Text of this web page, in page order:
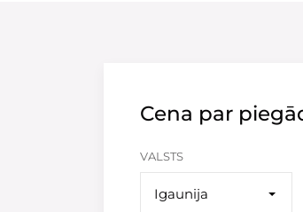
Cena par
VALSTS
Igaunija